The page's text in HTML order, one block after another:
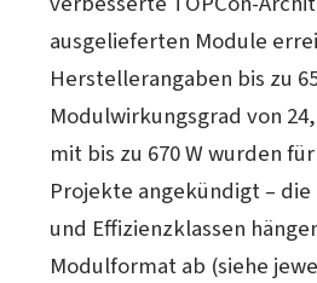
ausgelieferten Module
Herstellerangaben bis zu
Modulwirkungsgrad von
mit bis zu 670 W wurden
Projekte angekündigt –
und Effizienzklassen
Modulformat ab (siehe